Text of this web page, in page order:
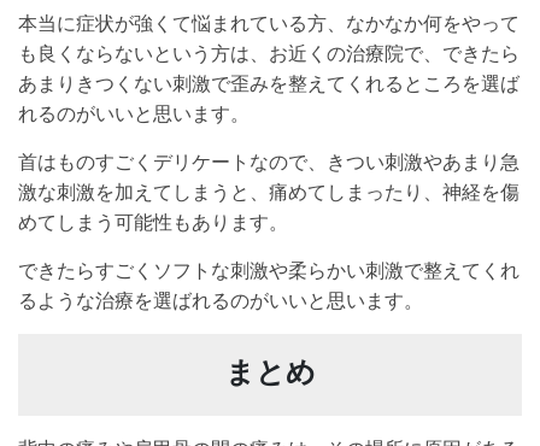
本当に症状が強くて悩まれている方、なかなか何をやって
も良くならないという方は、お近くの治療院で、できたら
あまりきつくない刺激で歪みを整えてくれるところを選ば
れるのがいいと思います。
首はものすごくデリケートなので、きつい刺激やあまり急
激な刺激を加えてしまうと、痛めてしまったり、神経を傷
めてしまう可能性もあります。
できたらすごくソフトな刺激や柔らかい刺激で整えてくれ
るような治療を選ばれるのがいいと思います。
まとめ